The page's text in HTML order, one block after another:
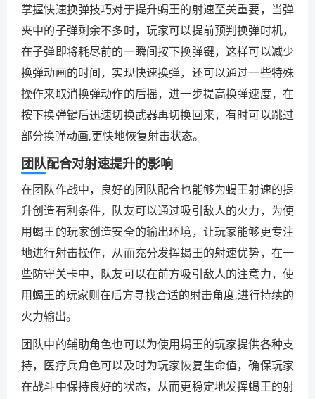
掌握快速换弹技巧对于提升蝎王的射速至关重要，当弹
夹中的子弹剩余不多时，玩家可以提前预判换弹时机，
在子弹即将耗尽前的一瞬间按下换弹键，这样可以减少
换弹动画的时间，实现快速换弹，还可以通过一些特殊
操作来取消换弹动作的后摇，进一步提高换弹速度，在
按下换弹键后迅速切换武器再切换回来，有时可以跳过
部分换弹动画,更快地恢复射击状态。
团队配合对射速提升的影响
在团队作战中，良好的团队配合也能够为蝎王射速的提
升创造有利条件，队友可以通过吸引敌人的火力，为使
用蝎王的玩家创造安全的输出环境，让玩家能够更专注
地进行射击操作，从而充分发挥蝎王的射速优势，在一
些防守关卡中，队友可以在前方吸引敌人的注意力，使
用蝎王的玩家则在后方寻找合适的射击角度,进行持续的
火力输出。
团队中的辅助角色也可以为使用蝎王的玩家提供各种支
持，医疗兵角色可以及时为玩家恢复生命值，确保玩家
在战斗中保持良好的状态，从而更稳定地发挥蝎王的射